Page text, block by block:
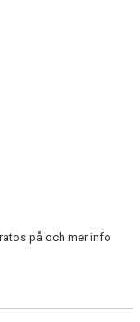
på och mer info